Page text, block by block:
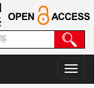
切
换